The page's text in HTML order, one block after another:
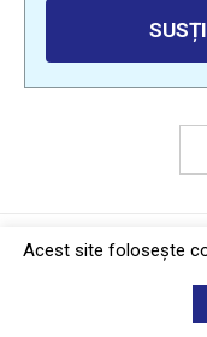
Politica
Acest site foloseşte